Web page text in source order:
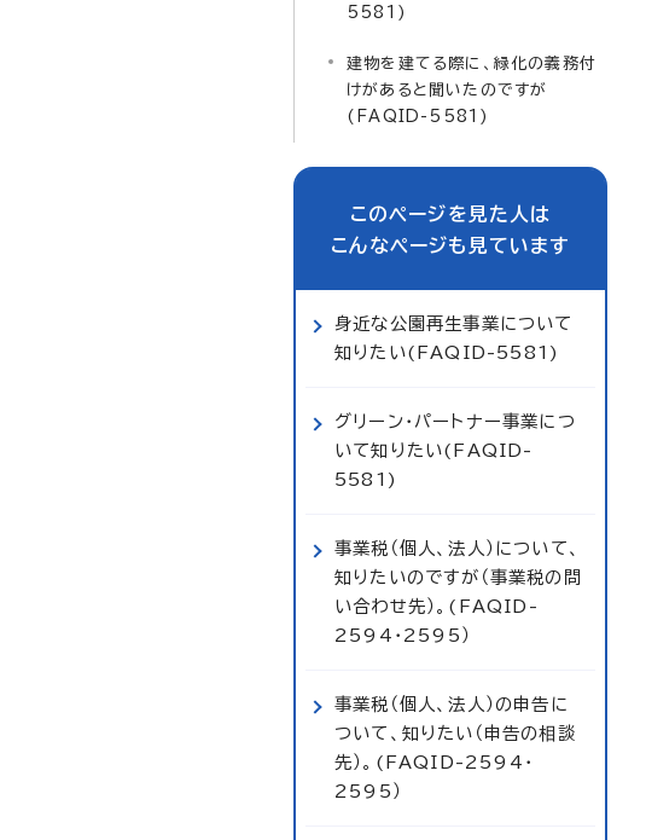
5581)
建物を建てる際に、緑化の義務付
けがあると聞いたのですが
(FAQID-5581)
このページを見た人は
こんなページも見ています
身近な公園再生事業について
知りたい(FAQID-5581)
グリーン・パートナー事業につ
いて知りたい(FAQID-
5581)
事業税（個人、法人）について、
知りたいのですが（事業税の問
い合わせ先）。(FAQID-
2594・2595）
事業税（個人、法人）の申告に
ついて、知りたい（申告の相談
先）。(FAQID-2594・
2595）